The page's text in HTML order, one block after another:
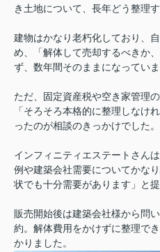
き土地について、長年どう整理
建物はかなり老朽化しており、
め、「解体して売却するべきか
ず、数年間そのままになっていま
ただ、固定資産税や空き家管理
「そろそろ本格的に整理しなけ
ったのが相談のきっかけでした。
インフィニティエステートさん
例や建築会社需要についてかな
状でも十分需要があります」と
販売開始後は建築会社様から問
約。解体費用をかけずに整理で
かりました。